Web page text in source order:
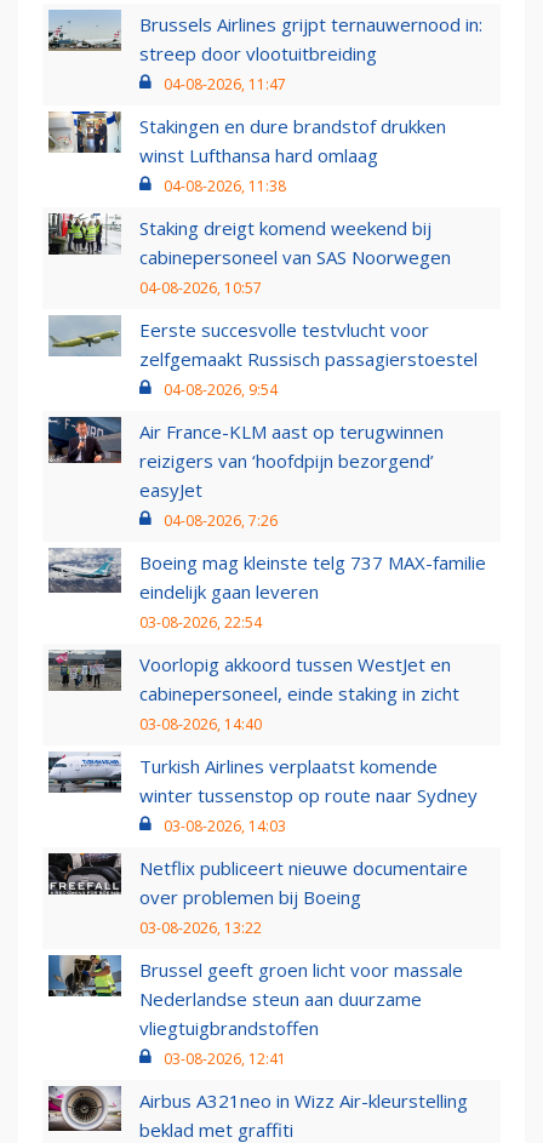
Brussels Airlines grijpt ternauwernood in:
streep door vlootuitbreiding
04-08-2026, 11:47
Stakingen en dure brandstof drukken
winst Lufthansa hard omlaag
04-08-2026, 11:38
Staking dreigt komend weekend bij
cabinepersoneel van SAS Noorwegen
04-08-2026, 10:57
Eerste succesvolle testvlucht voor
zelfgemaakt Russisch passagierstoestel
04-08-2026, 9:54
Air France-KLM aast op terugwinnen
reizigers van ‘hoofdpijn bezorgend’
easyJet
04-08-2026, 7:26
Boeing mag kleinste telg 737 MAX-familie
eindelijk gaan leveren
03-08-2026, 22:54
Voorlopig akkoord tussen WestJet en
cabinepersoneel, einde staking in zicht
03-08-2026, 14:40
Turkish Airlines verplaatst komende
winter tussenstop op route naar Sydney
03-08-2026, 14:03
Netflix publiceert nieuwe documentaire
over problemen bij Boeing
03-08-2026, 13:22
Brussel geeft groen licht voor massale
Nederlandse steun aan duurzame
vliegtuigbrandstoffen
03-08-2026, 12:41
Airbus A321neo in Wizz Air-kleurstelling
beklad met graffiti